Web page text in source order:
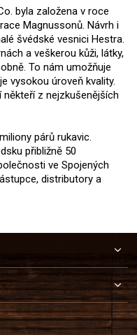
byla založena v roce
Magnussonů. Návrh i
švédské vesnici Hestra.
a veškerou kůži, látky,
To nám umožňuje
vysokou úroveň kvality.
z nejzkušenějších
párů rukavic.
přibližně 50
ve Spojených
distributory a